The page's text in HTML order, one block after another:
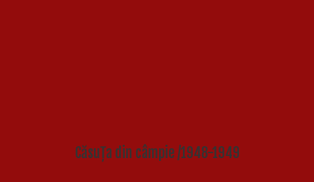
Căsuța din câmpie /1948-1949